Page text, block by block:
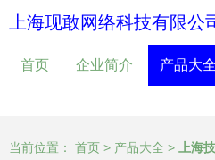
上海现敢网络科技有限公
首页 企业简介 产品大全
当前位置： 首页 > 产品大全 >
上海